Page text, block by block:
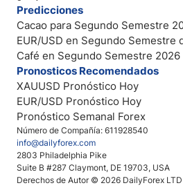
Número de Compañía: 611928540
info@dailyforex.com
2803 Philadelphia Pike
Suite B #287 Claymont, DE 19703, USA
Derechos de Autor © 2026 DailyForex LTD
Predicciones
Cacao para Segundo Semestre
EUR/USD en Segundo Semestre
Café en Segundo Semestre 2026
Pronosticos Recomendados
XAUUSD Pronóstico Hoy
EUR/USD Pronóstico Hoy
Pronóstico Semanal Forex